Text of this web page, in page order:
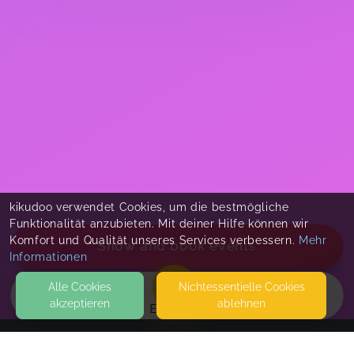
EVENTS
Show and book events
kikudoo verwendet Cookies, um die bestmögliche
Funktionalität anzubieten. Mit deiner Hilfe können wir
Komfort und Qualität unseres Services verbessern. Mehr
Informationen
Alle Cookies
akzeptieren
Nicht­essentielle Cookies
ablehnen